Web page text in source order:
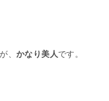
、かなり美人です。